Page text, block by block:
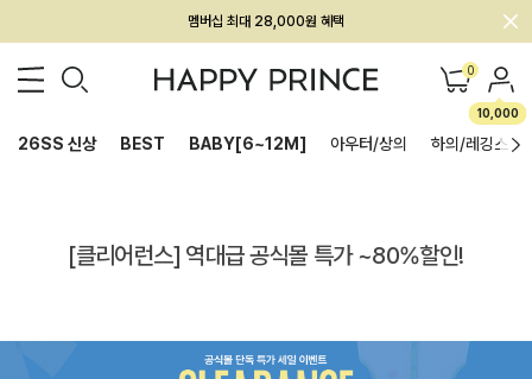
회원전용 아울렛, 가입하면 ~60% 할인!
멤버십 최대 28,000원 혜택 0
10,000
26SS 신상 BEST BABY[6~12M] 아우터/상의 하의/레깅스
[클리어런스] 역대급 공식몰 특가 ~80%할인!